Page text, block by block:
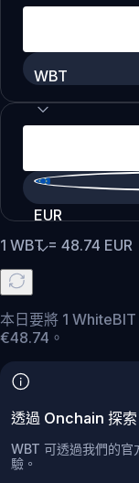
WBT
EUR
1 WBT= 48.74 EUR
本日要將 1
€48.74。
透過 Onchain 探
WBT 可透過我們的
驗。